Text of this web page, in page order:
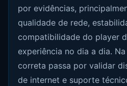
por evidências,
qualidade de rede,
compatibilidade do player
experiência no dia a dia.
correta passa por validar
de internet e suporte